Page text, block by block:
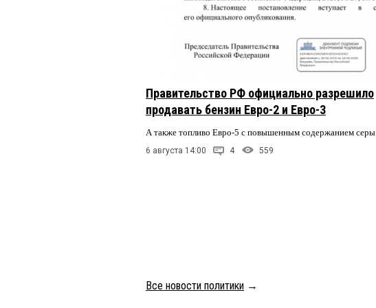
Правительство РФ официально разрешило
продавать бензин Евро-2 и Евро-3
А также топливо Евро-5 с повышенным содержанием серы.
6 августа 14:00 4 559
Все новости политики →